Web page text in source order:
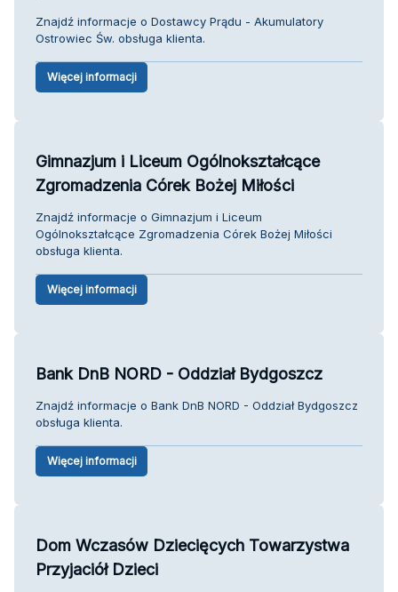
Znajdź informacje o Dostawcy Prądu - Akumulatory
Ostrowiec Św. obsługa klienta.
Więcej informacji
Gimnazjum i Liceum Ogólnokształcące
Zgromadzenia Córek Bożej Miłości
Znajdź informacje o Gimnazjum i Liceum
Ogólnokształcące Zgromadzenia Córek Bożej Miłości
obsługa klienta.
Więcej informacji
Bank DnB NORD - Oddział Bydgoszcz
Znajdź informacje o Bank DnB NORD - Oddział Bydgoszcz
obsługa klienta.
Więcej informacji
Dom Wczasów Dziecięcych Towarzystwa
Przyjaciół Dzieci